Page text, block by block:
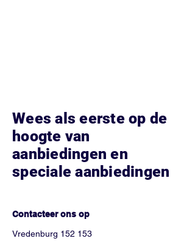
Wees als eerste op de
hoogte van
aanbiedingen en
speciale aanbiedingen
Contacteer ons op
Vredenburg 152 153